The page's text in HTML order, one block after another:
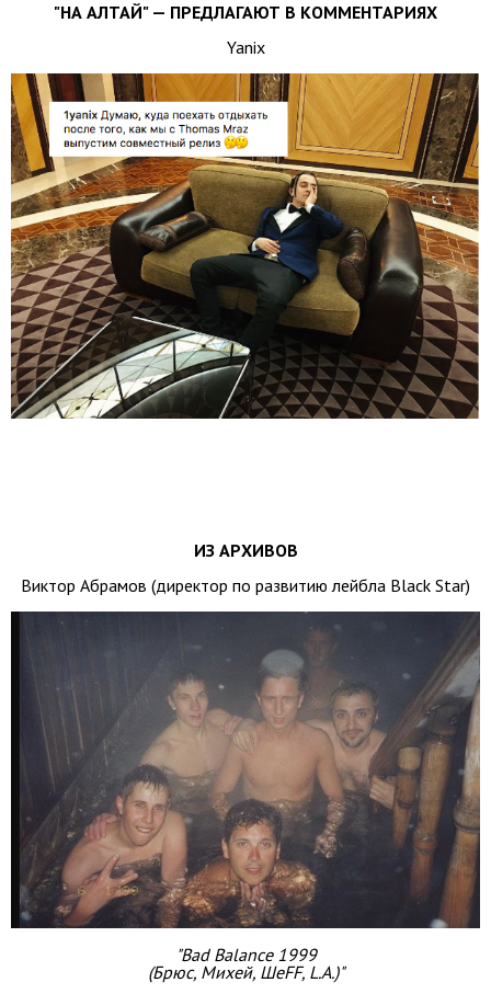
"НА АЛТАЙ" — ПРЕДЛАГАЮТ В КОММЕНТАРИЯХ
Yanix
ИЗ АРХИВОВ
Виктор Абрамов (директор по развитию лейбла Black Star)
"Bad Balance 1999
(Брюс, Михей, ШеFF, L.A.)"